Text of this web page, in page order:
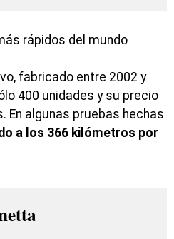
fabricado entre 2002 y
400 unidades y su precio
En algunas pruebas hechas
a los 366 kilómetros por